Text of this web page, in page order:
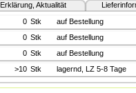
Erklärung, Aktualität
0 Stk
auf Bestellung
0 Stk
auf Bestellung
0 Stk
auf Bestellung
>10 Stk lagernd, LZ 5-8 Tage